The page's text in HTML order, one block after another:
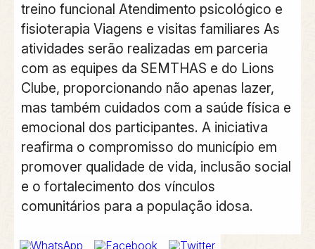
treino funcional Atendimento psicológico e
fisioterapia Viagens e visitas familiares As
atividades serão realizadas em parceria
com as equipes da SEMTHAS e do Lions
Clube, proporcionando não apenas lazer,
mas também cuidados com a saúde física e
emocional dos participantes. A iniciativa
reafirma o compromisso do município em
promover qualidade de vida, inclusão social
e o fortalecimento dos vínculos
comunitários para a população idosa.